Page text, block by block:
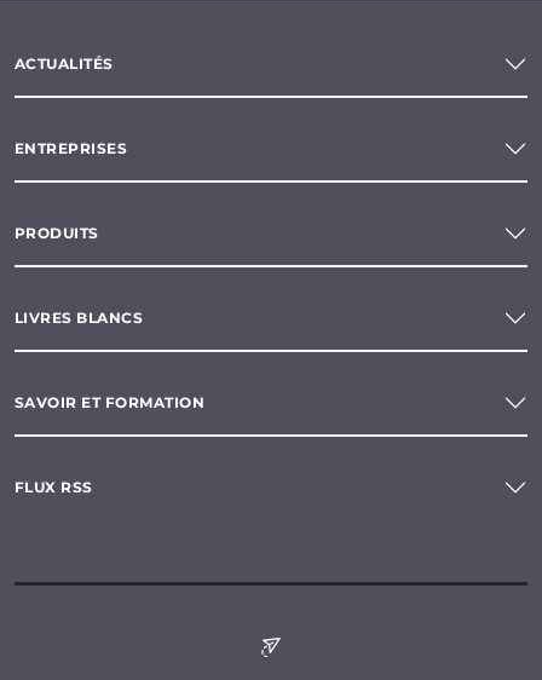
ACTUALITÉS
ENTREPRISES
PRODUITS
LIVRES BLANCS
SAVOIR ET FORMATION
FLUX RSS